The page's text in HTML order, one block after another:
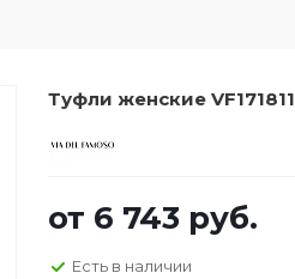
Туфли женские VF171811
от 6 743 руб.
Есть в наличии